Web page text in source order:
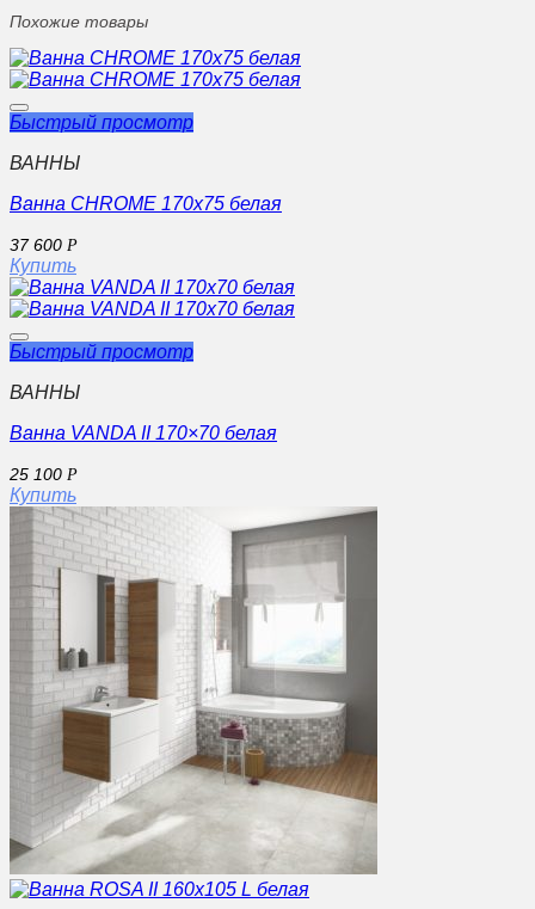
Похожие товары
Быстрый просмотр
ВАННЫ
Ванна CHROME 170х75 белая
37 600 Р
Купить
Быстрый просмотр
ВАННЫ
Ванна VANDA II 170×70 белая
25 100 Р
Купить